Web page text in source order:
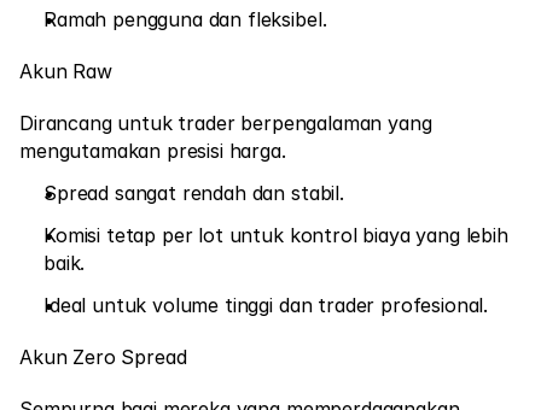
Energi
Perusahaan
Introducing Brokers
FAQ
Tentang Kami
Kebijakan Privasi
Ramah pengguna dan fleksibel.
Akun Raw
Dirancang untuk trader berpengalaman yang
mengutamakan presisi harga.
Spread sangat rendah dan stabil.
Komisi tetap per lot untuk kontrol biaya yang lebih
baik.
Ideal untuk volume tinggi dan trader profesional.
Akun Zero Spread